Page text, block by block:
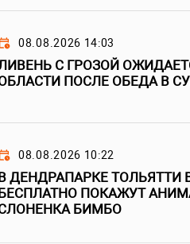
08.08.2026 14:03
С ГРОЗОЙ
ПОСЛЕ ОБЕДА В
08.08.2026 10:22
ДЕНДРАПАРКЕ
ПОКАЖУТ
БИМБО